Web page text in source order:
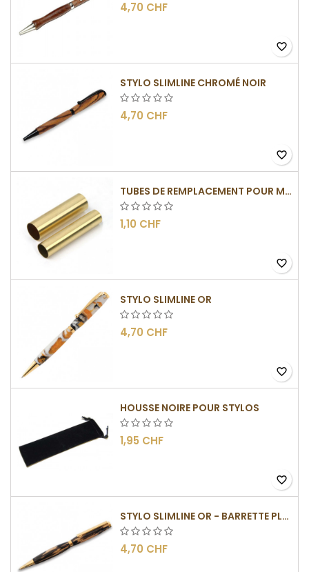
4,70 CHF
favorite_border
STYLO SLIMLINE CHROMÉ NOIR
4,70 CHF
favorite_border
TUBES DE REMPLACEMENT POUR MÉCANISMES SLIMLINE
1,10 CHF
favorite_border
STYLO SLIMLINE OR
4,70 CHF
favorite_border
HOUSSE NOIRE POUR STYLOS
1,95 CHF
favorite_border
STYLO SLIMLINE OR - BARRETTE PLATE
4,70 CHF